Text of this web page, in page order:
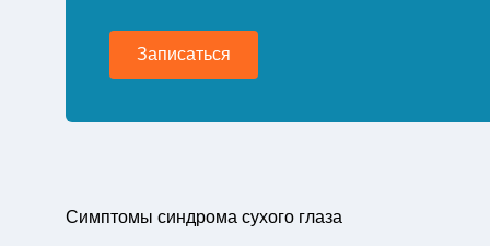
Записаться
Симптомы синдрома сухого глаза